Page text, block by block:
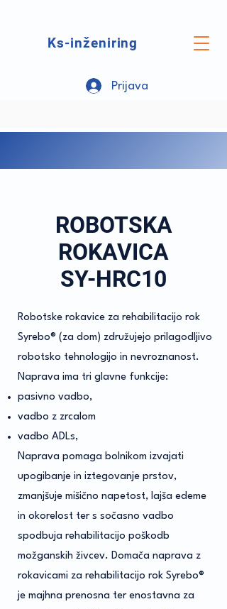
Ks-inženiring
Prijava
ROBOTSKA
ROKAVICA
SY-HRC10
Robotske rokavice za rehabilitacijo rok
Syrebo® (za dom) združujejo prilagodljivo
robotsko tehnologijo in nevroznanost.
Naprava ima tri glavne funkcije:
pasivno vadbo,
vadbo z zrcalom
vadbo ADLs,
Naprava pomaga bolnikom izvajati
upogibanje in iztegovanje prstov,
zmanjšuje mišično napetost, lajša edeme
in okorelost ter s sočasno vadbo
spodbuja rehabilitacijo poškodb
možganskih živcev. Domača naprava z
rokavicami za rehabilitacijo rok Syrebo®
je majhna prenosna ter enostavna za